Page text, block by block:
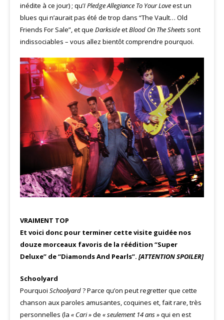
inédite à ce jour) ; qu’I Pledge Allegiance To Your Loveest un
blues qui n’aurait pas été de trop dans “The Vault… Old
Friends For Sale”, et que DarksideetBlood On The Sheets sont
indissociables – vous allez bientôt comprendre pourquoi.
VRAIMENT TOP
Et voici donc pour terminer cette visite guidée nos
douze morceaux favoris de la réédition “Super
Deluxe” de “Diamonds And Pearls”. [ATTENTION SPOILER]
Schoolyard
Pourquoi Schoolyard? Parce qu’on peut regretter que cette
chanson aux paroles amusantes, coquines et, fait rare, très
personnelles (la « Cari »de « seulement 14 ans »qui en est